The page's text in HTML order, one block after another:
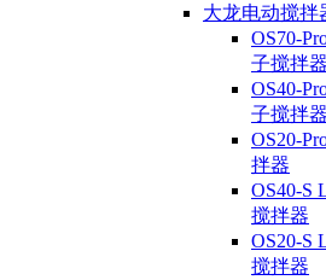
大龙电动搅拌
OS70-
子搅拌器
OS40-
子搅拌器
OS20-
拌器
OS40-S
搅拌器
OS20-S
搅拌器